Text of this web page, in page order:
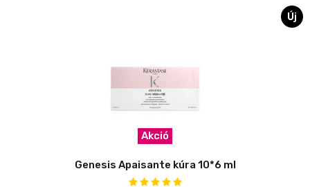
Új
Akció
Genesis Apaisante kúra 10*6 ml